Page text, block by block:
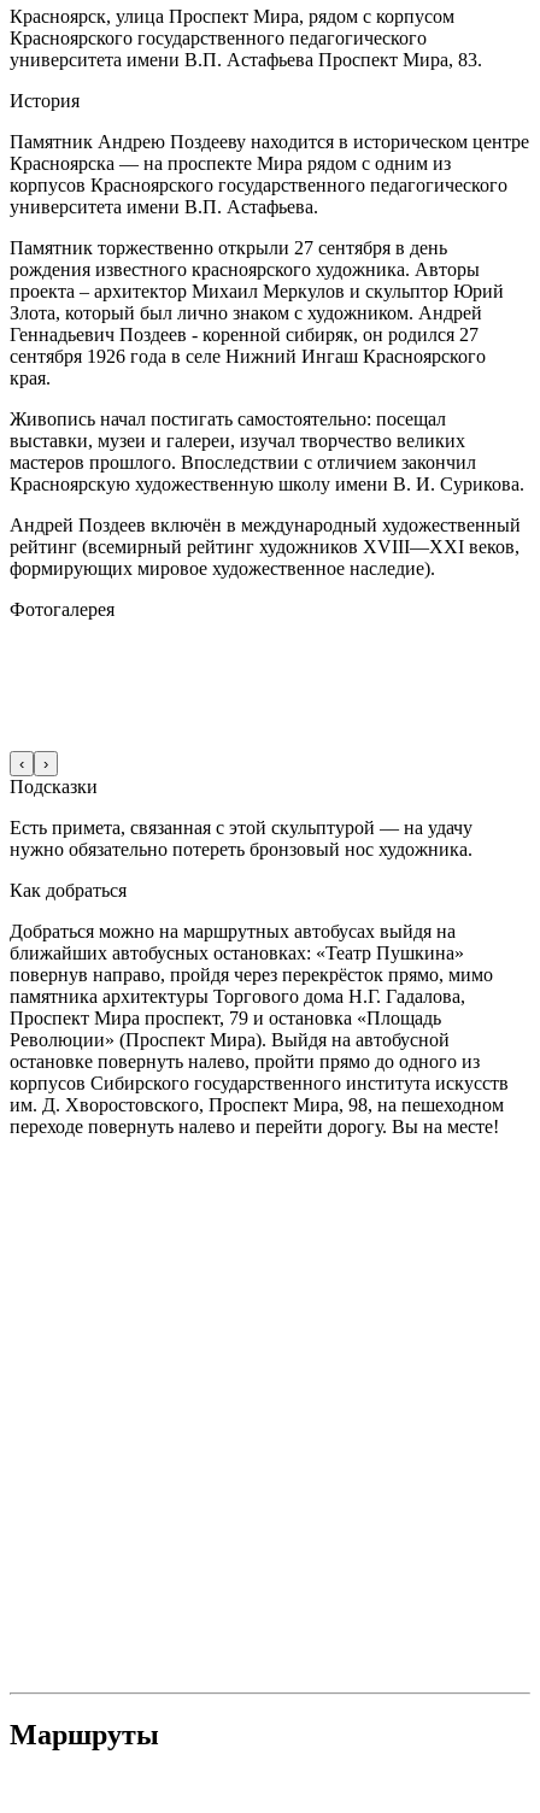
Красноярск, улица Проспект Мира, рядом с корпусом
Красноярского государственного педагогического
университета имени В.П. Астафьева Проспект Мира, 83.
История
Памятник Андрею Поздееву находится в историческом центре
Красноярска — на проспекте Мира рядом с одним из
корпусов Красноярского государственного педагогического
университета имени В.П. Астафьева.
Памятник торжественно открыли 27 сентября в день
рождения известного красноярского художника. Авторы
проекта – архитектор Михаил Меркулов и скульптор Юрий
Злота, который был лично знаком с художником. Андрей
Геннадьевич Поздеев - коренной сибиряк, он родился 27
сентября 1926 года в селе Нижний Ингаш Красноярского
края.
Живопись начал постигать самостоятельно: посещал
выставки, музеи и галереи, изучал творчество великих
мастеров прошлого. Впоследствии с отличием закончил
Красноярскую художественную школу имени В. И. Сурикова.
Андрей Поздеев включён в международный художественный
рейтинг (всемирный рейтинг художников XVIII—XXI веков,
формирующих мировое художественное наследие).
Фотогалерея
‹ ›
Подсказки
Есть примета, связанная с этой скульптурой — на удачу
нужно обязательно потереть бронзовый нос художника.
Как добраться
Добраться можно на маршрутных автобусах выйдя на
ближайших автобусных остановках: «Театр Пушкина»
повернув направо, пройдя через перекрёсток прямо, мимо
памятника архитектуры Торгового дома Н.Г. Гадалова,
Проспект Мира проспект, 79 и остановка «Площадь
Революции» (Проспект Мира). Выйдя на автобусной
остановке повернуть налево, пройти прямо до одного из
корпусов Сибирского государственного института искусств
им. Д. Хворостовского, Проспект Мира, 98, на пешеходном
переходе повернуть налево и перейти дорогу. Вы на месте!
Маршруты